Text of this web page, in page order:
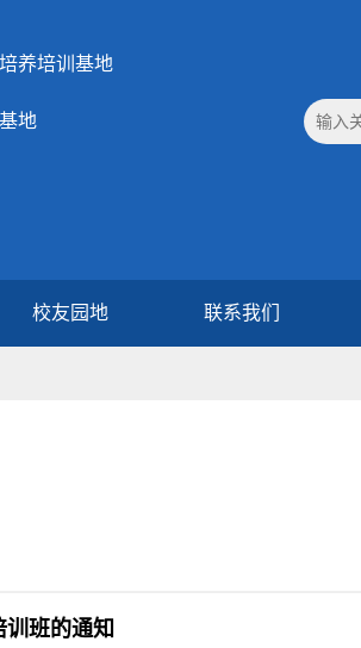
养培训基地
地
校友园地 联系我们
班的通知